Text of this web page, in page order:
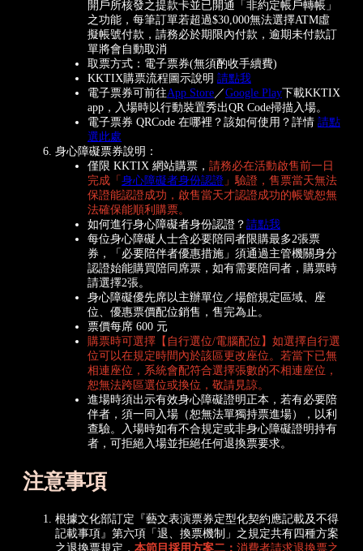
開戶所核發之提款卡並已開通「非約定帳戶轉帳」
之功能，每筆訂單若超過$30,000無法選擇ATM虛
擬帳號付款，請務必於期限內付款，逾期未付款訂
單將會自動取消
取票方式：電子票券(無須酌收手續費)
KKTIX購票流程圖示說明 請點我
電子票券可前往App Store／Google Play下載KKTIX
app，入場時以行動裝置秀出QR Code掃描入場。
電子票券 QRCode 在哪裡？該如何使用？詳情 請點
選此處
身心障礙票券說明：
僅限 KKTIX 網站購票， 請務必在活動啟售前一日
完成「 身心障礙者身份認證 」驗證，售票當天無法
保證能認證成功，啟售當天才認證成功的帳號恕無
法確保能順利購票。
如何進行身心障礙者身份認證？ 請點我
每位身心障礙人士含必要陪同者限購最多2張票
券，「必要陪伴者優惠措施」須通過主管機關身分
認證始能購買陪同席票，如有需要陪同者，購票時
請選擇2張。
身心障礙優先席以主辦單位／場館規定區域、座
位、優惠票價配位銷售，售完為止。
票價每席 600 元
購票時可選擇【自行選位/電腦配位】如選擇自行選
位可以在規定時間內於該區更改座位。若當下已無
相連座位，系統會配符合選擇張數的不相連座位，
恕無法跨區選位或換位，敬請見諒。
進場時須出示有效身心障礙證明正本，若有必要陪
伴者，須一同入場（恕無法單獨持票進場），以利
查驗。入場時如有不合規定或非身心障礙證明持有
者，可拒絕入場並拒絕任何退換票要求。
注意事項
根據文化部訂定『藝文表演票券定型化契約應記載及不得
記載事項』第六項「退、換票機制」之規定共有四種方案
之退換票規定， 本節目採用方案二： 消費者請求退換票之